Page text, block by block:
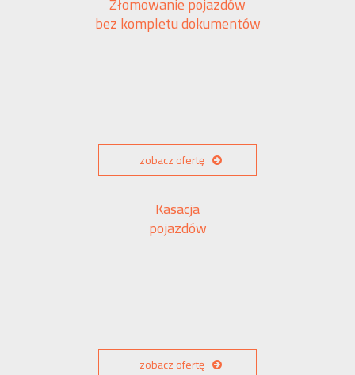
bez kompletu dokumentów
zobacz ofertę
Kasacja
pojazdów
zobacz ofertę